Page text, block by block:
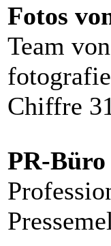
Fotos
Team
Chiffre
PR-